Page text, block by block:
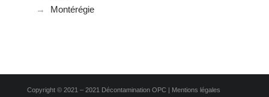
Montérégie
Copyright © 2021 – 2021 Décontamination OPC| Mentions légales